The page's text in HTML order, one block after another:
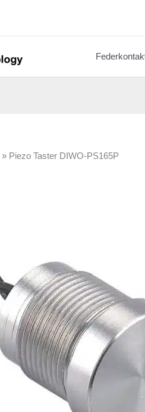
» Piezo Taster DIWO-PS165P